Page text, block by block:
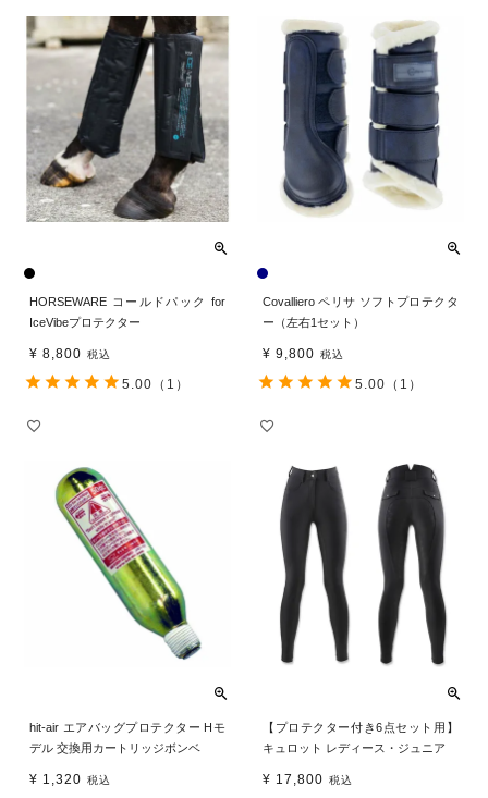
HORSEWARE コールドパック for
IceVibeプロテクター
¥ 8,800 税込
5.00 （1）
Covalliero ペリサ ソフトプロテクタ
ー（左右1セット）
¥ 9,800 税込
5.00 （1）
hit-air エアバッグプロテクター Hモ
デル 交換用カートリッジボンベ
¥ 1,320 税込
【プロテクター付き6点セット用】
キュロット レディース・ジュニア
¥ 17,800 税込